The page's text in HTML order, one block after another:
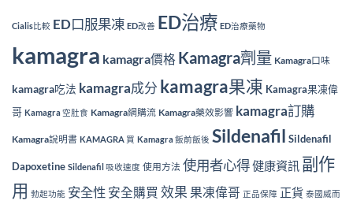
Cialis比較 ED口服果凍 ED改善 ED治療 ED治療藥物
kamagra kamagra價格 Kamagra劑量 Kamagra口味
kamagra吃法 kamagra成分 kamagra果凍 Kamagra果凍偉
哥 Kamagra 空肚食 Kamagra網購流 Kamagra藥效影響 kamagra訂購
Kamagra說明書 KAMAGRA 買 Kamagra 飯前飯後 Sildenafil Sildenafil
Dapoxetine Sildenafil 吸收速度 使用方法 使用者心得健康資訊 副作
用 勃起功能 安全性 安全購買 效果 果凍偉哥 正品保障 正貨 泰國威而